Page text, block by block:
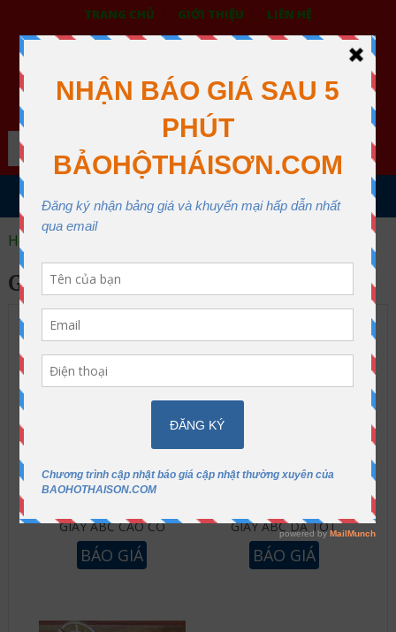
TRANG CHỦ GIỚI THIỆU LIÊN HỆ
BẢO HỘ LAO ĐỘNG THÁI SƠN
XƯỞNG MAY THÁI SƠN QUẬN 12
Search
MENU
Home
GIÀY CÔNG NHÂN
GIÀY ABC CAO CỔ
BÁO GIÁ
GIÀY ABC DA TỐT
BÁO GIÁ